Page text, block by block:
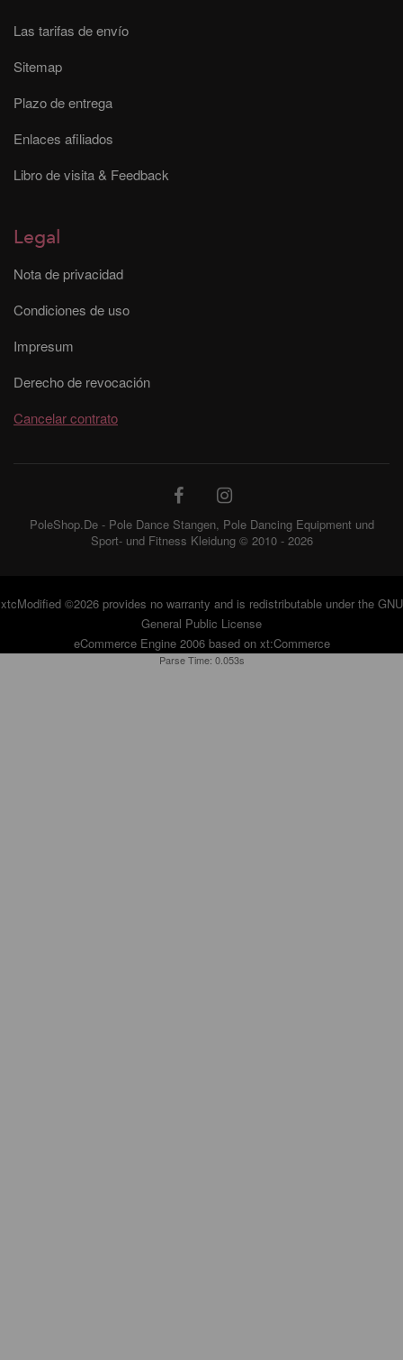
Las tarifas de envío
Sitemap
Plazo de entrega
Enlaces afiliados
Libro de visita & Feedback
Legal
Nota de privacidad
Condiciones de uso
Impresum
Derecho de revocación
Cancelar contrato
PoleShop.De - Pole Dance Stangen, Pole Dancing Equipment und
Sport- und Fitness Kleidung © 2010 - 2026
xtcModified©2026 provides no warranty and is redistributable under the GNU
General Public License
eCommerce Engine 2006 based on xt:Commerce
Parse Time: 0.053s